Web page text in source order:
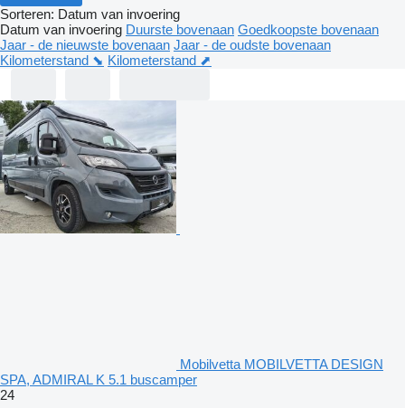
Sorteren: Datum van invoering
Datum van invoering Duurste bovenaan Goedkoopste bovenaan
Jaar - de nieuwste bovenaan Jaar - de oudste bovenaan
Kilometerstand ⬊ Kilometerstand ⬈
Mobilvetta MOBILVETTA DESIGN
SPA, ADMIRAL K 5.1 buscamper
24